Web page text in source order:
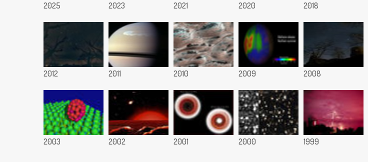
2025 2023 2021 2020 2018
2012 2011 2010 2009 2008
2003 2002 2001 2000 1999